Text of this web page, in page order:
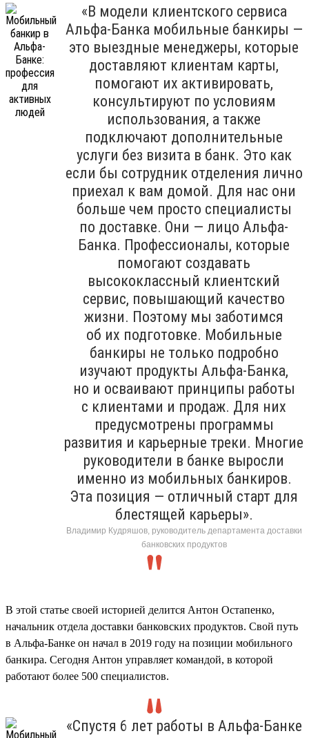
«В модели клиентского сервиса
Альфа-Банка мобильные банкиры —
это выездные менеджеры, которые
доставляют клиентам карты,
помогают их активировать,
консультируют по условиям
использования, а также
подключают дополнительные
услуги без визита в банк. Это как
если бы сотрудник отделения лично
приехал к вам домой. Для нас они
больше чем просто специалисты
по доставке. Они — лицо Альфа-
Банка. Профессионалы, которые
помогают создавать
высококлассный клиентский
сервис, повышающий качество
жизни. Поэтому мы заботимся
об их подготовке. Мобильные
банкиры не только подробно
изучают продукты Альфа-Банка,
но и осваивают принципы работы
с клиентами и продаж. Для них
предусмотрены программы
развития и карьерные треки. Многие
руководители в банке выросли
именно из мобильных банкиров.
Эта позиция — отличный старт для
блестящей карьеры».
Владимир Кудряшов, руководитель департамента доставки
банковских продуктов
В этой статье своей историей делится Антон Остапенко,
начальник отдела доставки банковских продуктов. Свой путь
в Альфа-Банке он начал в 2019 году на позиции мобильного
банкира. Сегодня Антон управляет командой, в которой
работают более 500 специалистов.
«Спустя 6 лет работы в Альфа-Банке